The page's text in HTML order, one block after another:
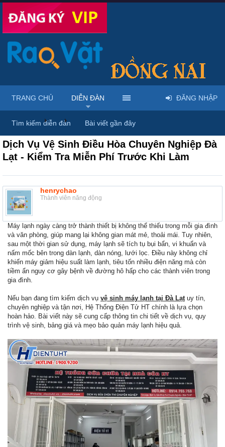
Diễn đàn ... Rao vặt tổng hợp - Uy tín - Miễn phí
Dịch Vụ Vệ Sinh Điều Hòa Chuyên Nghiệp Đà
Lạt - Kiểm Tra Miễn Phí Trước Khi Làm
henrychao
Thành viên năng động
Máy lạnh ngày càng trở thành thiết bị không thể thiếu trong mỗi gia đình
và văn phòng, giúp mang lại không gian mát mẻ, thoải mái. Tuy nhiên,
sau một thời gian sử dụng, máy lạnh sẽ tích tụ bụi bẩn, vi khuẩn và
nấm mốc bên trong dàn lạnh, dàn nóng, lưới lọc. Điều này không chỉ
khiến máy giảm hiệu suất làm lạnh, tiêu tốn nhiều điện năng mà còn
tiềm ẩn nguy cơ gây bệnh về đường hô hấp cho các thành viên trong
gia đình.
Nếu bạn đang tìm kiếm dịch vụ vệ sinh máy lạnh tại Đà Lạt uy tín,
chuyên nghiệp và tận nơi, Hệ Thống Điện Tử HT chính là lựa chọn
hoàn hảo. Bài viết này sẽ cung cấp thông tin chi tiết về dịch vụ, quy
trình vệ sinh, bảng giá và mẹo bảo quản máy lạnh hiệu quả.
TRANG CHỦ DIỄN ĐÀN
Tìm kiếm diễn đàn Bài viết gần đây
ĐĂNG NHẬP